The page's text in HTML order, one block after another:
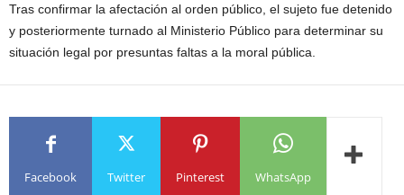
Tras confirmar la afectación al orden público, el sujeto fue detenido
y posteriormente turnado al Ministerio Público para determinar su
situación legal por presuntas faltas a la moral pública.
Facebook Twitter Pinterest WhatsApp